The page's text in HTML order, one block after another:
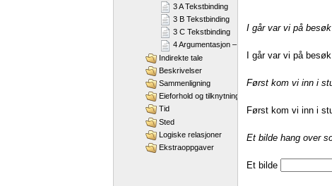
I går var vi på
I går var vi på besøk
Først kom vi inn i
Først kom vi inn i
Et bilde hang over
Et bilde
3 A Tekstbinding
3 B Tekstbinding
3 C Tekstbinding
4 Argumentasjon – diskusjonsuttrykk
Indirekte tale
Beskrivelser
Sammenligning
Eieforhold og tilknytning
Tid
Sted
Logiske relasjoner
Ekstraoppgaver